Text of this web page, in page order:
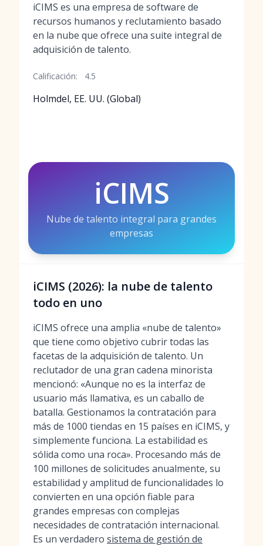
iCIMS es una empresa de software de
recursos humanos y reclutamiento basado
en la nube que ofrece una suite integral de
adquisición de talento.
Calificación: 4.5
Holmdel, EE. UU. (Global)
iCIMS
Nube de talento integral para grandes
empresas
iCIMS (2026): la nube de talento
todo en uno
iCIMS ofrece una amplia «nube de talento»
que tiene como objetivo cubrir todas las
facetas de la adquisición de talento. Un
reclutador de una gran cadena minorista
mencionó: «Aunque no es la interfaz de
usuario más llamativa, es un caballo de
batalla. Gestionamos la contratación para
más de 1000 tiendas en 15 países en iCIMS, y
simplemente funciona. La estabilidad es
sólida como una roca». Procesando más de
100 millones de solicitudes anualmente, su
estabilidad y amplitud de funcionalidades lo
convierten en una opción fiable para
grandes empresas con complejas
necesidades de contratación internacional.
Es un verdadero sistema de gestión de